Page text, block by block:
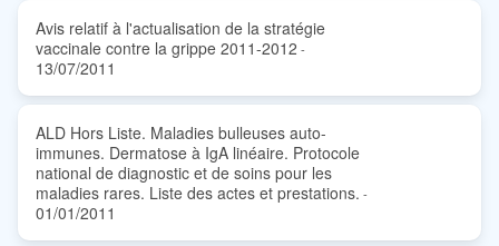
Avis relatif à l'actualisation de la stratégie
vaccinale contre la grippe 2011-2012 -
13/07/2011
ALD Hors Liste. Maladies bulleuses auto-
immunes. Dermatose à IgA linéaire. Protocole
national de diagnostic et de soins pour les
maladies rares. Liste des actes et prestations. -
01/01/2011